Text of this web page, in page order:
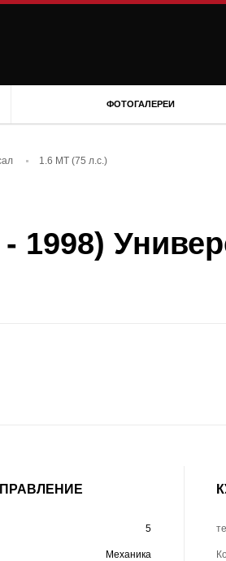
ФОТОГАЛЕРЕИ
1.6 MT (75 л.с.)
1998)
5
Механика